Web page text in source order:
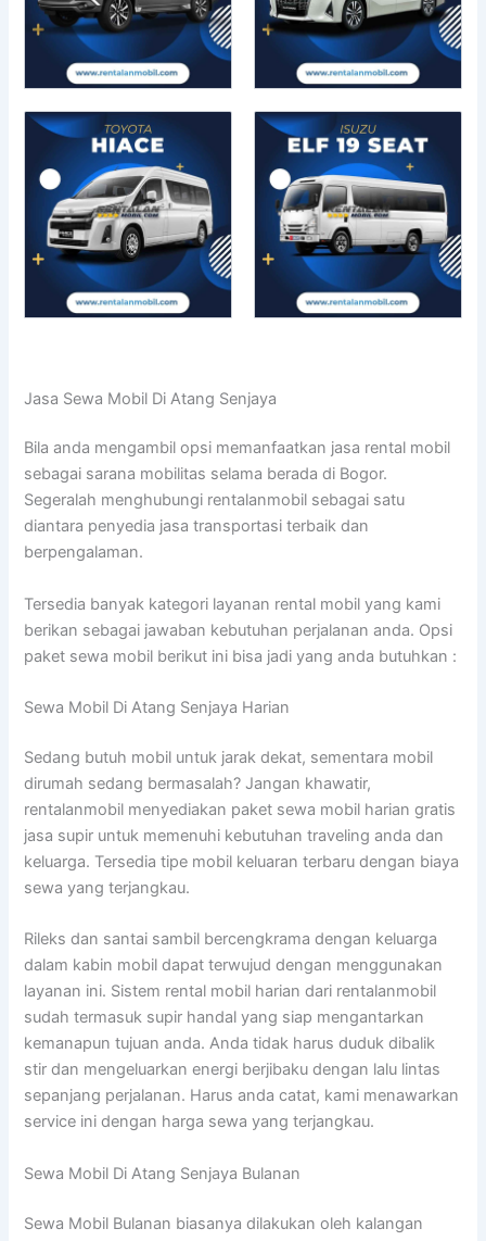
Jasa Sewa Mobil Di Atang Senjaya
Bila anda mengambil opsi memanfaatkan jasa rental mobil
sebagai sarana mobilitas selama berada di Bogor.
Segeralah menghubungi rentalanmobil sebagai satu
diantara penyedia jasa transportasi terbaik dan
berpengalaman.
Tersedia banyak kategori layanan rental mobil yang kami
berikan sebagai jawaban kebutuhan perjalanan anda. Opsi
paket sewa mobil berikut ini bisa jadi yang anda butuhkan :
Sewa Mobil Di Atang Senjaya Harian
Sedang butuh mobil untuk jarak dekat, sementara mobil
dirumah sedang bermasalah? Jangan khawatir,
rentalanmobil menyediakan paket sewa mobil harian gratis
jasa supir untuk memenuhi kebutuhan traveling anda dan
keluarga. Tersedia tipe mobil keluaran terbaru dengan biaya
sewa yang terjangkau.
Rileks dan santai sambil bercengkrama dengan keluarga
dalam kabin mobil dapat terwujud dengan menggunakan
layanan ini. Sistem rental mobil harian dari rentalanmobil
sudah termasuk supir handal yang siap mengantarkan
kemanapun tujuan anda. Anda tidak harus duduk dibalik
stir dan mengeluarkan energi berjibaku dengan lalu lintas
sepanjang perjalanan. Harus anda catat, kami menawarkan
service ini dengan harga sewa yang terjangkau.
Sewa Mobil Di Atang Senjaya Bulanan
Sewa Mobil Bulanan biasanya dilakukan oleh kalangan